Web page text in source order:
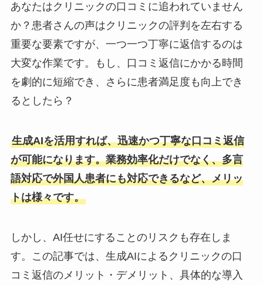
あなたはクリニックの口コミに追われていません
か？患者さんの声はクリニックの評判を左右する
重要な要素ですが、一つ一つ丁寧に返信するのは
大変な作業です。もし、口コミ返信にかかる時間
を劇的に短縮でき、さらに患者満足度も向上でき
るとしたら？
生成AIを活用すれば、迅速かつ丁寧な口コミ返信
が可能になります。業務効率化だけでなく、多言
語対応で外国人患者にも対応できるなど、メリッ
トは様々です。
しかし、AI任せにすることのリスクも存在しま
す。この記事では、生成AIによるクリニックの口
コミ返信のメリット・デメリット、具体的な導入